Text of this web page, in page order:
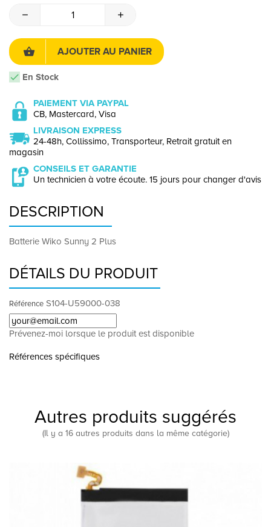
AJOUTER AU PANIER
En Stock
PAIEMENT VIA PAYPAL
CB, Mastercard, Visa
LIVRAISON EXPRESS
24-48h, Collissimo, Transporteur, Retrait gratuit en
magasin
CONSEILS ET GARANTIE
Un technicien à votre écoute. 15 jours pour changer d'avis
DESCRIPTION
Batterie Wiko Sunny 2 Plus
DÉTAILS DU PRODUIT
Référence S104-U59000-038
Prévenez-moi lorsque le produit est disponible
Références spécifiques
Autres produits suggérés
(Il y a 16 autres produits dans la même catégorie)